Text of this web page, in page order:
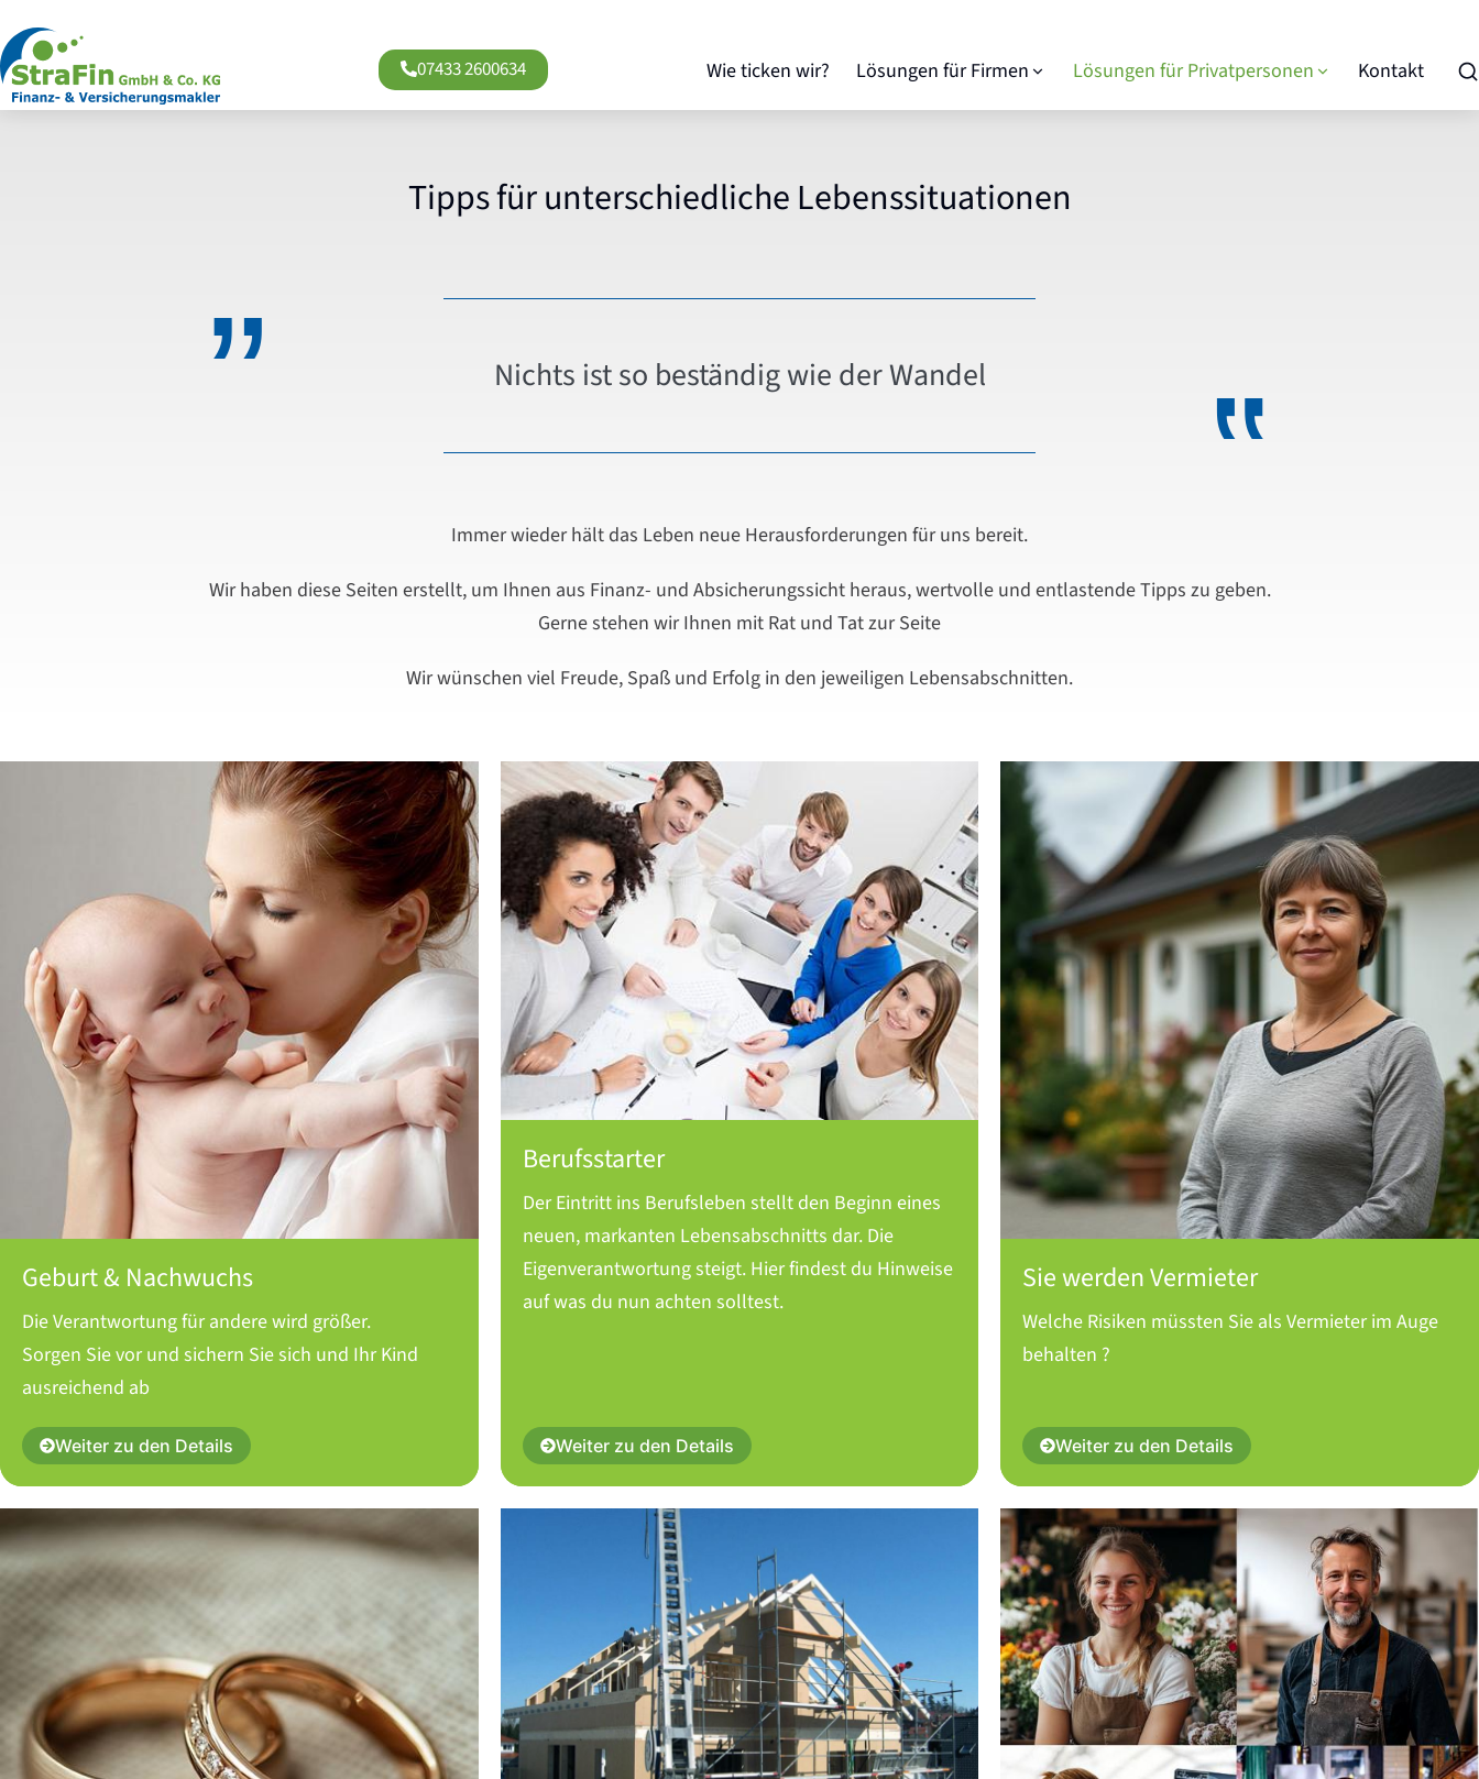
07433 2600634 Wie ticken wir? Lösungen für Firmen Lösungen für Privatpersonen Kontakt
Tipps für unterschiedliche Lebenssituationen
Nichts ist so beständig wie der Wandel
Immer wieder hält das Leben neue Herausforderungen für uns bereit.
Wir haben diese Seiten erstellt, um Ihnen aus Finanz- und Absicherungssicht heraus, wertvolle und entlastende Tipps zu geben.
Gerne stehen wir Ihnen mit Rat und Tat zur Seite
Wir wünschen viel Freude, Spaß und Erfolg in den jeweiligen Lebensabschnitten.
Geburt & Nachwuchs
Die Verantwortung für andere wird größer.
Sorgen Sie vor und sichern Sie sich und Ihr Kind
ausreichend ab
Weiter zu den Details
Berufsstarter
Der Eintritt ins Berufsleben stellt den Beginn eines
neuen, markanten Lebensabschnitts dar. Die
Eigenverantwortung steigt. Hier findest du Hinweise
auf was du nun achten solltest.
Weiter zu den Details
Sie werden Vermieter
Welche Risiken müssten Sie als Vermieter im Auge
behalten ?
Weiter zu den Details